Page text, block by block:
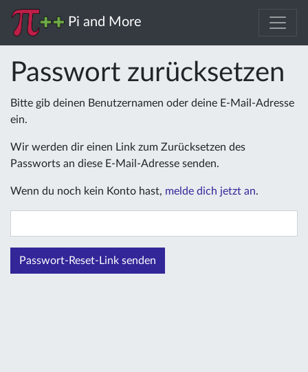
Pi and More
Passwort zurücksetzen
Bitte gib deinen Benutzernamen oder deine E-Mail-Adresse
ein.
Wir werden dir einen Link zum Zurücksetzen des
Passworts an diese E-Mail-Adresse senden.
Wenn du noch kein Konto hast, melde dich jetzt an.